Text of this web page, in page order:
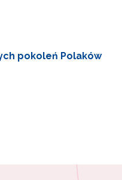
pokoleń Polaków